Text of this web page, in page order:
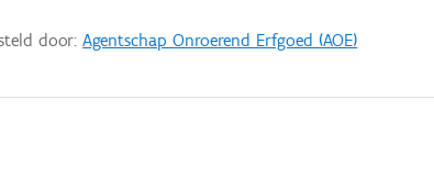
door:Agentschap Onroerend Erfgoed (AOE)